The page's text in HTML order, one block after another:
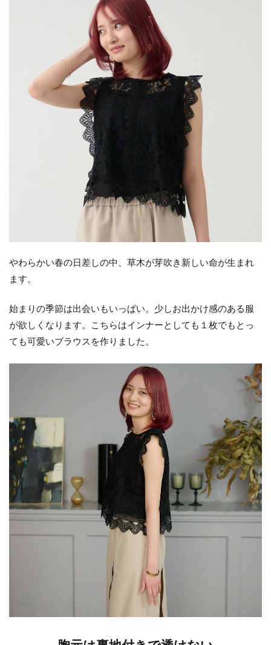
やわらかい春の日差しの中、草木が芽吹き新しい命が生まれ
ます。
始まりの季節は出会いもいっぱい。少しお出かけ感のある服
が欲しくなります。こちらはインナーとしても１枚でもとっ
ても可愛いブラウスを作りました。